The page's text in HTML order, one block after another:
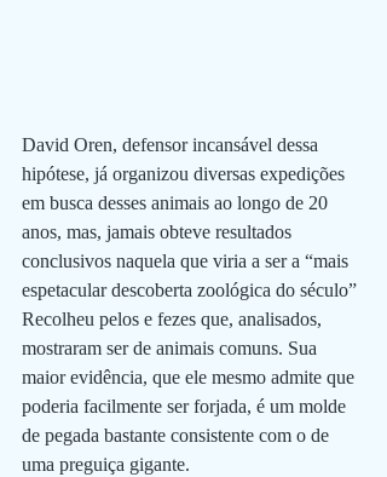
David Oren, defensor incansável dessa
hipótese, já organizou diversas expedições
em busca desses animais ao longo de 20
anos, mas, jamais obteve resultados
conclusivos naquela que viria a ser a “mais
espetacular descoberta zoológica do século”
Recolheu pelos e fezes que, analisados,
mostraram ser de animais comuns. Sua
maior evidência, que ele mesmo admite que
poderia facilmente ser forjada, é um molde
de pegada bastante consistente com o de
uma preguiça gigante.